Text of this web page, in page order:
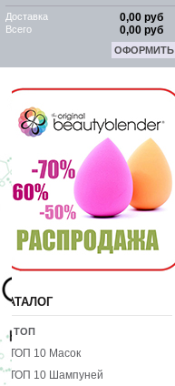
Доставка 0,00 руб
Всего 0,00 руб
ОФОРМИТЬ
КАТАЛОГ
10 ТОП
ТОП 10 Масок
ТОП 10 Шампуней